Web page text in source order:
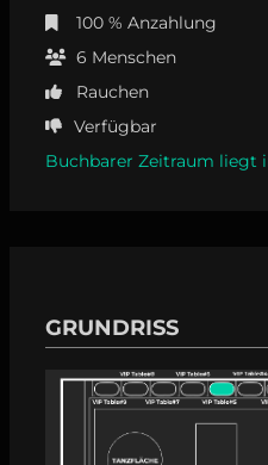
100 % Anzahlung
6 Menschen
Rauchen
Verfügbar
Buchbarer Zeitraum liegt
GRUNDRISS